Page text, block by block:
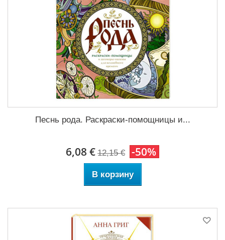
Песнь рода. Раскраски-помощницы и...
6,08 € 12,15 € -50%
В корзину